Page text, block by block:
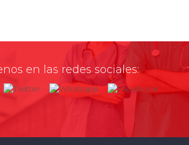
en las redes sociales: